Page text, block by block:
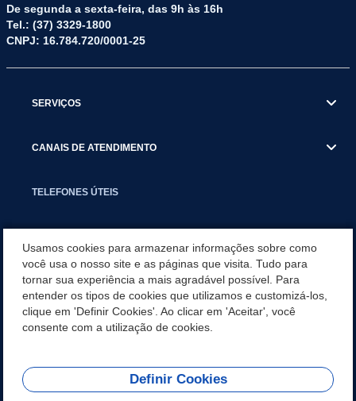
De segunda a sexta-feira, das 9h às 16h
Tel.: (37) 3329-1800
CNPJ: 16.784.720/0001-25
SERVIÇOS
CANAIS DE ATENDIMENTO
TELEFONES ÚTEIS
NOTÍCIAS
APLICATIVO
REDES SOCIAIS
Usamos cookies para armazenar informações sobre como
você usa o nosso site e as páginas que visita. Tudo para
tornar sua experiência a mais agradável possível. Para
entender os tipos de cookies que utilizamos e customizá-los,
clique em 'Definir Cookies'. Ao clicar em 'Aceitar', você
consente com a utilização de cookies.
Definir Cookies